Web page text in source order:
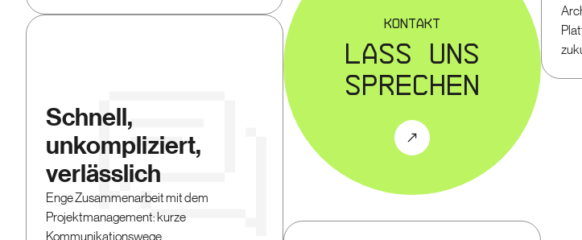
Schnell,
unkompliziert,
verlässlich
Enge Zusammenarbeit mit dem
Projektmanagement: kurze
Kommunikationswege,
Kontakt
Lass uns
sprechen